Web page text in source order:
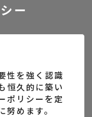
ー
性を強く認識
恒久的に築い
ポリシーを定
めます。